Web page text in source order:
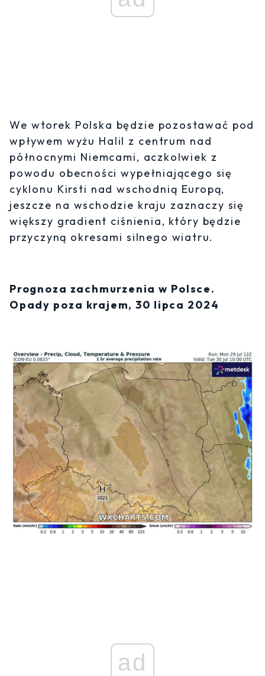
We wtorek Polska będzie pozostawać pod
wpływem wyżu Halil z centrum nad
północnymi Niemcami, aczkolwiek z
powodu obecności wypełniającego się
cyklonu Kirsti nad wschodnią Europą,
jeszcze na wschodzie kraju zaznaczy się
większy gradient ciśnienia, który będzie
przyczyną okresami silnego wiatru.
Prognoza zachmurzenia w Polsce.
Opady poza krajem, 30 lipca 2024
ad